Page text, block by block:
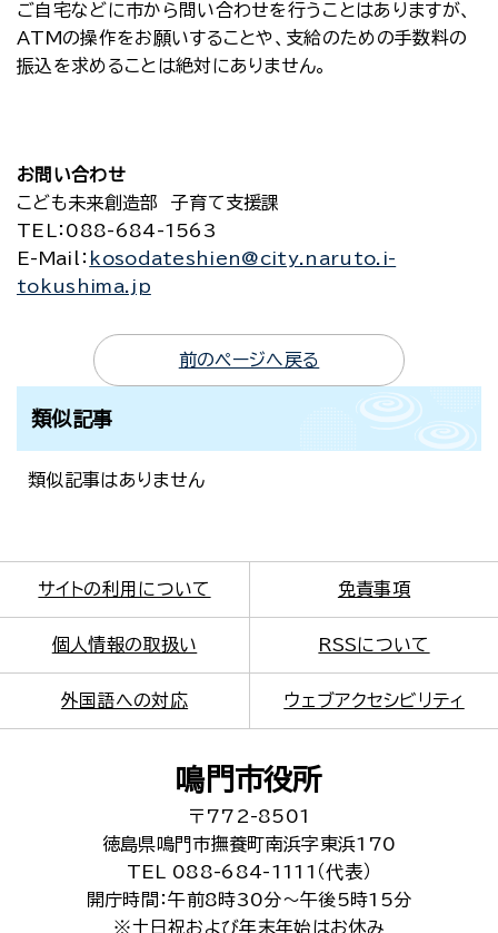
ご自宅などに市から問い合わせを行うことはありますが、
ATMの操作をお願いすることや、支給のための手数料の
振込を求めることは絶対にありません。
お問い合わせ
こども未来創造部 子育て支援課
TEL
：088-684-1563
E-Mail
： kosodateshien@city.naruto.i-
tokushima.jp
前のページへ戻る
類似記事
類似記事はありません
サイトの利用について 免責事項
個人情報の取扱い RSSについて
外国語への対応 ウェブアクセシビリティ
鳴門市役所
〒772-8501
徳島県鳴門市撫養町南浜字東浜170
TEL 088-684-1111（代表）
開庁時間：午前8時30分～午後5時15分
※土日祝および年末年始はお休み